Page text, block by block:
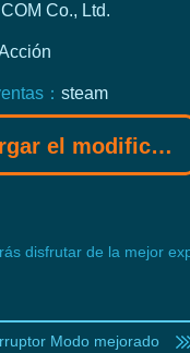
Co., Ltd.
： steam
modificador Gamebuff
disfrutar de la mejor
Modo mejorado